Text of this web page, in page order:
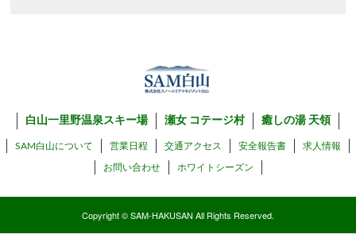
白山一里野温泉スキー場 瀬女 コテージ村 癒しの湯 天領
SAM白山について 営業日程 交通アクセス 安全報告書 求人情報
お問い合わせ ホワイトシーズン
Copyright © SAM-HAKUSAN All Rights Reserved.